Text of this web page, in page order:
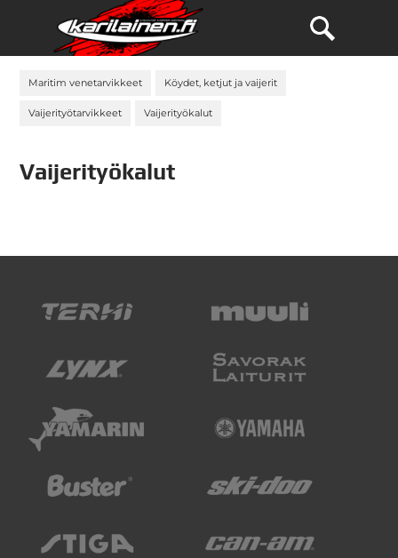
Maritim venetarvikkeet Köydet, ketjut ja vaijerit
Vaijerityötarvikkeet Vaijerityökalut
Vaijerityökalut